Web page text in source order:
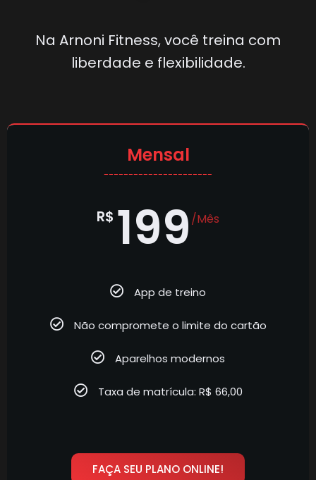
Na Arnoni Fitness, você treina com
liberdade e flexibilidade.
Mensal
----------------------
R$ 199 /Mês
App de treino
Não compromete o limite do cartão
Aparelhos modernos
Taxa de matrícula: R$ 66,00
FAÇA SEU PLANO ONLINE!